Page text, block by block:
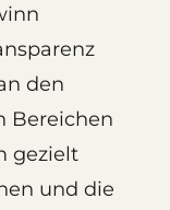
den
Bereichen
gezielt
und die